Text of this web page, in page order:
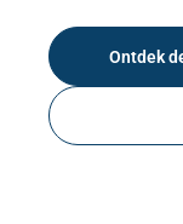
Ontdek